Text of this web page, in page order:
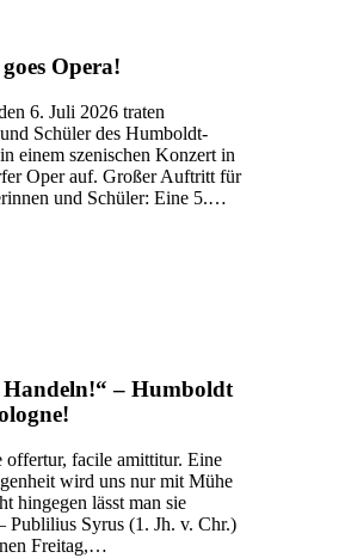
Opera!
6. Juli 2026 traten
Schüler des Humboldt-
einem szenischen Konzert in
Oper auf. Großer Auftritt für
und Schüler: Eine 5.…
– Humboldt
offertur, facile amittitur. Eine
wird uns nur mit Mühe
hingegen lässt man sie
Publilius Syrus (1. Jh. v. Chr.)
Freitag,…